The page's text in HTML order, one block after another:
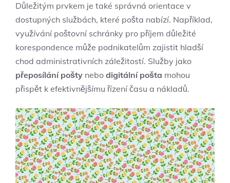
Důležitým prvkem je také správná orientace v
dostupných službách, které pošta nabízí. Například,
využívání poštovní schránky pro příjem důležité
korespondence může podnikatelům zajistit hladší
chod administrativních záležitostí. Služby jako
přeposílání pošty nebo digitální pošta mohou
přispět k efektivnějšímu řízení času a nákladů.